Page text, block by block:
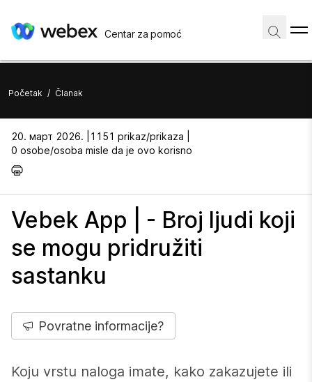
Centar za pomoć
Početak / Članak
20. март 2026. |
1151 prikaz/prikaza |
0 osobe/osoba misle da je ovo korisno
Vebek App | - Broj ljudi koji
se mogu pridružiti
sastanku
Povratne informacije?
Koju vrstu naloga imate, kako zakazujete ili